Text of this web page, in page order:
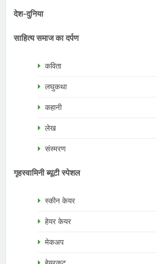
देश-दुनिया
साहित्य समाज का दर्पण
कविता
लघुकथा
कहानी
लेख
संस्मरण
गृहस्वामिनी ब्यूटी स्पेशल
स्कीन केयर
हेयर केयर
मेकअप